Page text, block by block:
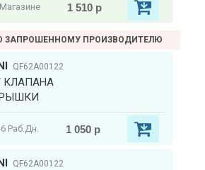
1 510 р
ЗАПРОШЕННОМУ ПРОИЗВОДИТЕЛЮ
QF62A00122
КЛАПАНА
Раб.Дн. 1 050 р
QF62A00122